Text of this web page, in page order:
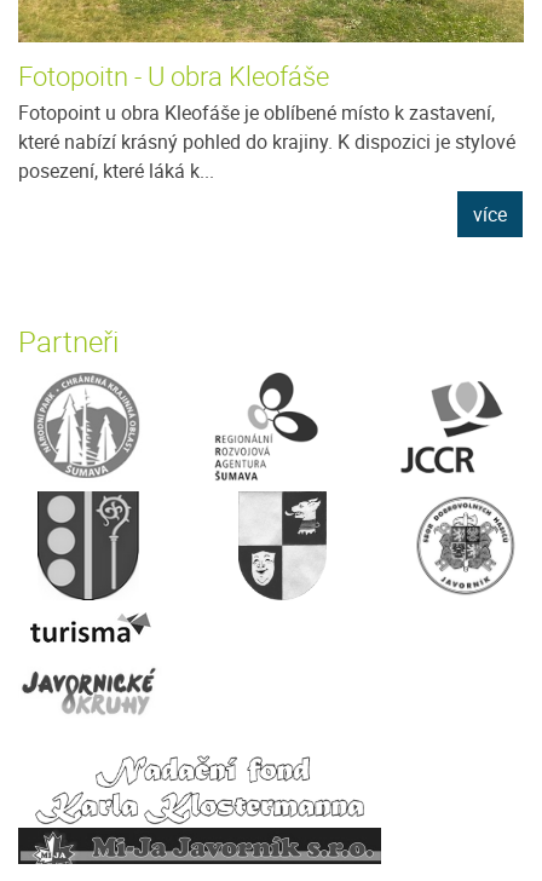
Fotopoitn - U obra Kleofáše
Fotopoint u obra Kleofáše je oblíbené místo k zastavení,
které nabízí krásný pohled do krajiny. K dispozici je stylové
posezení, které láká k...
více
Partneři